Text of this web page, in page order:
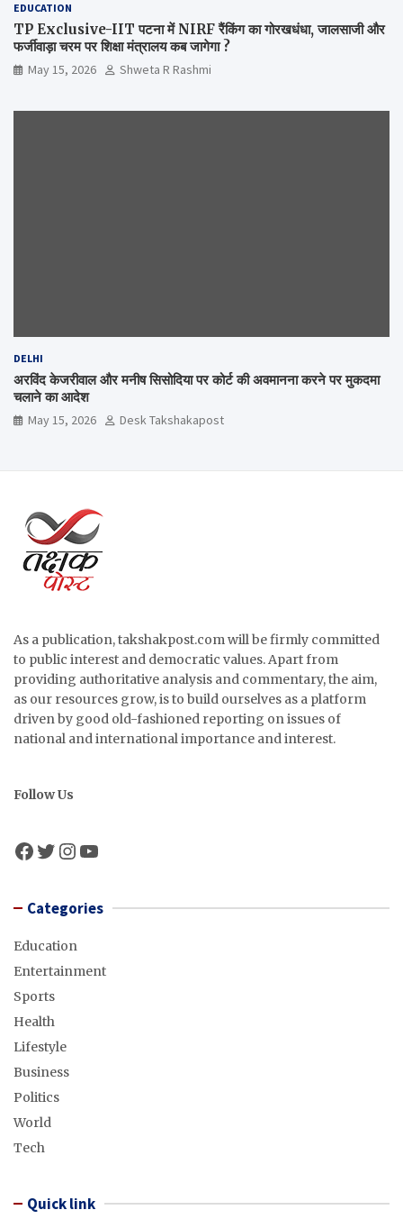
EDUCATION
TP Exclusive-IIT पटना में NIRF रैंकिंग का गोरखधंधा, जालसाजी और
फर्जीवाड़ा चरम पर शिक्षा मंत्रालय कब जागेगा ?
May 15, 2026 Shweta R Rashmi
DELHI
अरविंद केजरीवाल और मनीष सिसोदिया पर कोर्ट की अवमानना करने पर मुकदमा
चलाने का आदेश
May 15, 2026 Desk Takshakapost
As a publication, takshakpost.com will be firmly committed
to public interest and democratic values. Apart from
providing authoritative analysis and commentary, the aim,
as our resources grow, is to build ourselves as a platform
driven by good old-fashioned reporting on issues of
national and international importance and interest.
Follow Us
Facebook
Twitter
Instagram
YouTube
Categories
Education
Entertainment
Sports
Health
Lifestyle
Business
Politics
World
Tech
Quick link